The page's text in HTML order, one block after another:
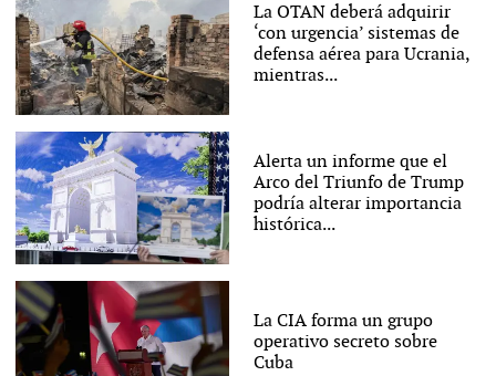
La OTAN deberá adquirir
‘con urgencia’ sistemas de
defensa aérea para Ucrania,
mientras...
Alerta un informe que el
Arco del Triunfo de Trump
podría alterar importancia
histórica...
La CIA forma un grupo
operativo secreto sobre
Cuba